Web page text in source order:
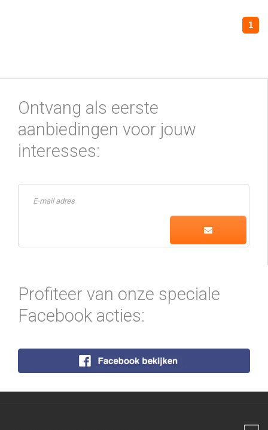
1
Ontvang als eerste
aanbiedingen voor jouw
interesses:
Profiteer van onze speciale
Facebook acties: